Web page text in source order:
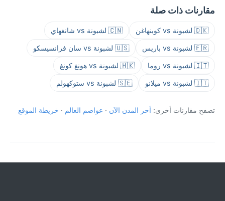
مقارنات ذات صلة
🇩🇰 لشبونة vs كوبنهاغن 🇨🇳 لشبونة vs شانغهاي
🇫🇷 لشبونة vs باريس 🇺🇸 لشبونة vs سان فرانسيسكو
🇮🇹 لشبونة vs روما 🇭🇰 لشبونة vs هونغ كونغ
🇮🇹 لشبونة vs ميلانو 🇸🇪 لشبونة vs ستوكهولم
تصفح مقارنات أخرى: أحر المدن الآن · عواصم العالم · خريطة الموقع